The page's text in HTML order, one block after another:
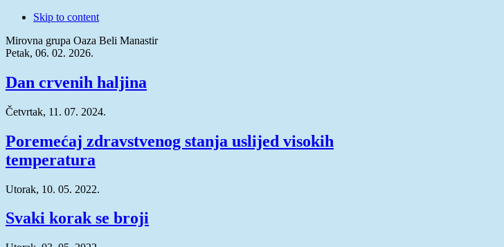
Skip to content
Mirovna grupa Oaza Beli Manastir
Petak, 06. 02. 2026.
Dan crvenih haljina
Četvrtak, 11. 07. 2024.
Poremećaj zdravstvenog stanja uslijed visokih
temperatura
Utorak, 10. 05. 2022.
Svaki korak se broji